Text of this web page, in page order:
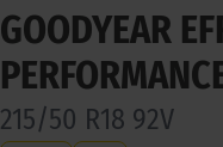
GOODYEAR
215/50 R18 92V